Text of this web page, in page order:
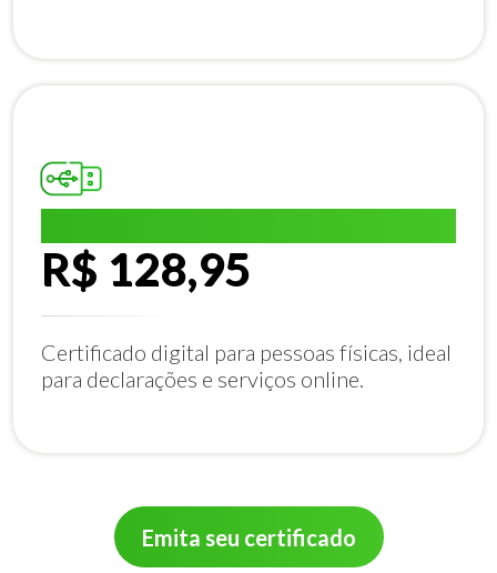
R$ 128,95
Certificado digital para pessoas físicas, ideal
para declarações e serviços online.
Emita seu certificado